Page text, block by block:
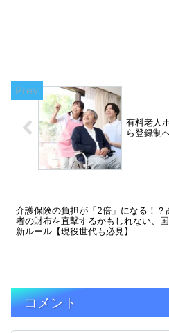
有料老人
ら登録制
介護保険の負担が「2倍」になる！？
者の財布を直撃するかもしれない、
新ルール【現役世代も必見】
コメント